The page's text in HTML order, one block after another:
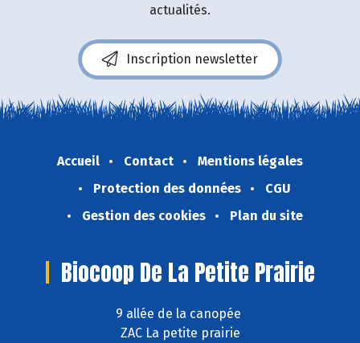
actualités.
Inscription newsletter
Accueil Contact
Mentions légales
Protection des données
CGU
Gestion des cookies
Plan du site
Biocoop De La Petite Prairie
9 allée de la canopée
ZAC La petite prairie